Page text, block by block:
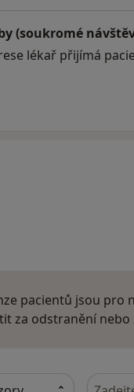
(soukromé
lékař přijímá
pacientů jsou pro
za odstranění